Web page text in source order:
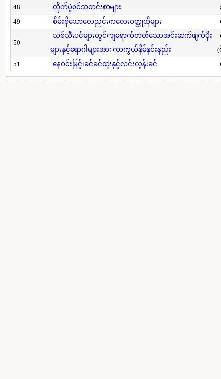
48 တိုက်ပွဲဝင်သတင်းစာများ
49
စိမ်းစိုသောလေညင်းကလေးဝတ္ထုတိုများ
50
သစ်သီးပင်များတွင်ကျရောက်တတ်သောအင်းဆက်ဖျက်ပိုး
များနှင့်ရောဂါများအား ကာကွယ်နှိမ်နှင်းနည်း
(
51
နေဝင်းမြင့်၊ခင်ခင်ထူးနှင့်လင်းလွန်းခင်